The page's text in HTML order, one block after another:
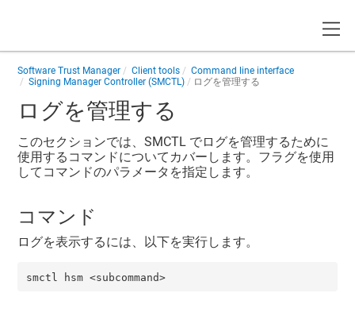
Software Trust Manager Client tools
Command line interface
Signing Manager Controller (SMCTL)
ログを管理する
ログを管理する
このセクションでは、SMCTL でログを管理するために
使用するコマンドについてカバーします。フラグを使用
してコマンドのパラメータを指定します。
コマンド
ログを表示するには、以下を実行します。
smctl hsm <subcommand>